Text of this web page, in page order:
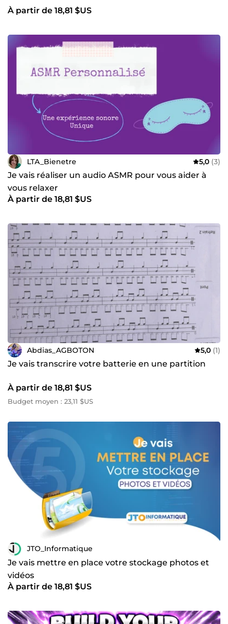
À partir de 18,81 $US
LTA_Bienetre 5,0 (3)
Je vais réaliser un audio ASMR pour vous aider à
vous relaxer
À partir de 18,81 $US
Abdias_AGBOTON 5,0 (1)
Je vais transcrire votre batterie en une partition
À partir de 18,81 $US
Budget moyen : 23,11 $US
JTO_Informatique
Je vais mettre en place votre stockage photos et
vidéos
À partir de 18,81 $US